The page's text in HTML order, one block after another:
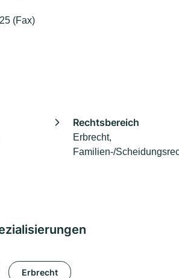
(Fax)
Rechtsbereich
Erbrecht,
Familien-/
Erbrecht